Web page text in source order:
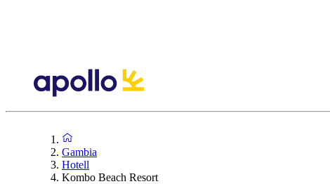
Gambia
Hotell
Kombo Beach Resort